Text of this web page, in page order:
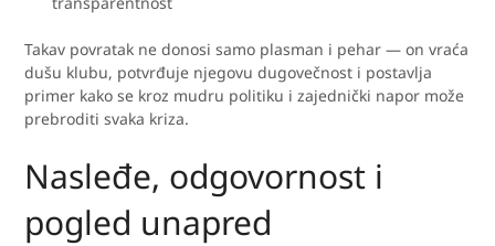
Takav povratak ne donosi samo plasman i pehar — on vraća
dušu klubu, potvrđuje njegovu dugovečnost i postavlja
primer kako se kroz mudru politiku i zajednički napor može
prebroditi svaka kriza.
Nasleđe, odgovornost i
pogled unapred